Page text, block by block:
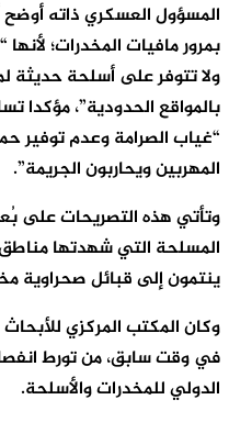
المسؤول العسكري ذاته أوضح
بمرور مافيات المخدرات؛
ولا تتوفر على أسلحة حديثة
بالمواقع الحدودية”، مؤكدا
“غياب الصرامة وعدم توفير
المهربين ويحاربون الجريمة”.
وتأتي هذه التصريحات على
المسلحة التي شهدتها مناطق
ينتمون إلى قبائل صحراوية
وكان المكتب المركزي
في وقت سابق، من تورط
الدولي للمخدرات والأسلحة.